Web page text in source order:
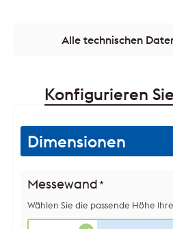
Alle technischen
Konfigurieren
Dimensionen
Messewand *
Wählen Sie die passende Höhe